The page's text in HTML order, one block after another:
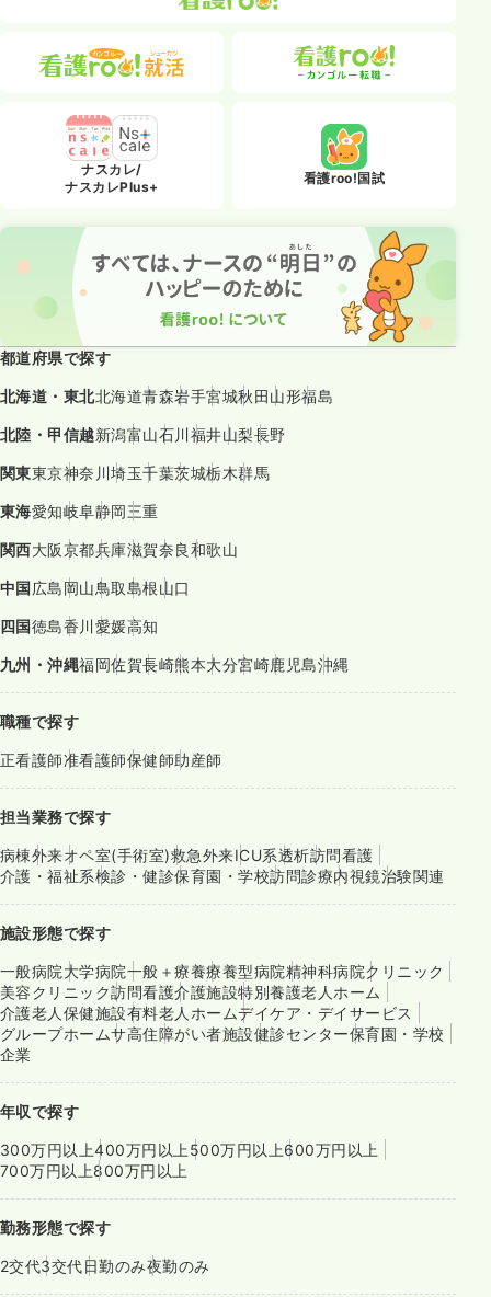
ナスカレ/
ナスカレPlus+
看護roo!国試
都道府県で探す
北海道・東北北海道青森岩手宮城秋田山形福島
北陸・甲信越新潟富山石川福井山梨長野
関東東京神奈川埼玉千葉茨城栃木群馬
東海愛知岐阜静岡三重
関西大阪京都兵庫滋賀奈良和歌山
中国広島岡山鳥取島根山口
四国徳島香川愛媛高知
九州・沖縄福岡佐賀長崎熊本大分宮崎鹿児島沖縄
職種で探す
正看護師准看護師保健師助産師
担当業務で探す
病棟外来オペ室(手術室)救急外来ICU系透析訪問看護
介護・福祉系検診・健診保育園・学校訪問診療内視鏡治験関連
施設形態で探す
一般病院大学病院一般＋療養療養型病院精神科病院クリニック
美容クリニック訪問看護介護施設特別養護老人ホーム
介護老人保健施設有料老人ホームデイケア・デイサービス
グループホームサ高住障がい者施設健診センター保育園・学校
企業
年収で探す
300万円以上400万円以上 500万円以上600万円以上
700万円以上800万円以上
勤務形態で探す
2交代3交代日勤のみ夜勤のみ